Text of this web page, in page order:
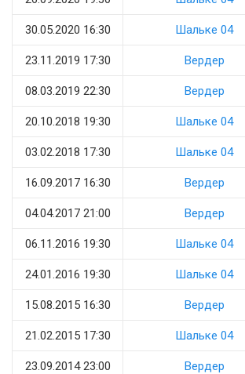
30.05.2020 16:30 Шальке 04
23.11.2019 17:30 Вердер
08.03.2019 22:30 Вердер
20.10.2018 19:30 Шальке 04
03.02.2018 17:30 Шальке 04
16.09.2017 16:30 Вердер
04.04.2017 21:00 Вердер
06.11.2016 19:30 Шальке 04
24.01.2016 19:30 Шальке 04
15.08.2015 16:30 Вердер
21.02.2015 17:30 Шальке 04
23.09.2014 23:00 Вердер